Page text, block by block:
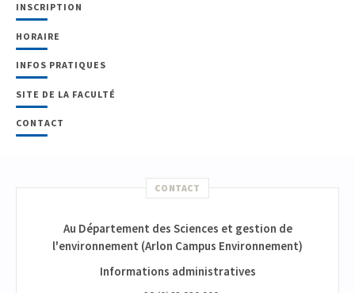
INSCRIPTION
HORAIRE
INFOS PRATIQUES
SITE DE LA FACULTÉ
CONTACT
CONTACT
Au Département des Sciences et gestion de
l'environnement (Arlon Campus Environnement)
Informations administratives